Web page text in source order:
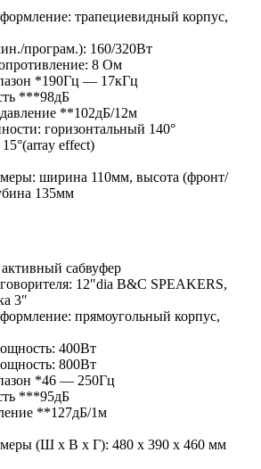
трапециевидный корпус,
програм.): 160/320Вт
8 Ом
*190Гц — 17кГц
***98дБ
**102дБ/12м
горизонтальный 140°
effect)
ширина 110мм, высота (фронт/
135мм
сабвуфер
12″dia B&C SPEAKERS,
3″
прямоугольный корпус,
400Вт
800Вт
*46 — 250Гц
***95дБ
**127дБ/1м
(Ш х В х Г): 480 x 390 x 460 мм